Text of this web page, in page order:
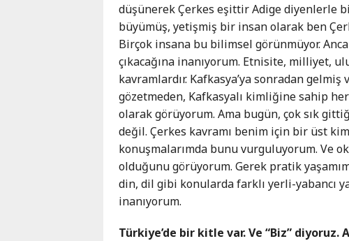
düşünerek Çerkes eşittir Adige diyenlerle
büyümüş, yetişmiş bir insan olarak ben
Birçok insana bu bilimsel görünmüyor.
çıkacağına inanıyorum. Etnisite, milliyet,
kavramlardır. Kafkasya’ya sonradan
gözetmeden, Kafkasyalı kimliğine sahip
olarak görüyorum. Ama bugün, çok sık
değil. Çerkes kavramı benim için bir üst
konuşmalarımda bunu vurguluyorum. Ve
olduğunu görüyorum. Gerek pratik
din, dil gibi konularda farklı yerli-yabancı
inanıyorum.
Türkiye’de bir kitle var. Ve “Biz”